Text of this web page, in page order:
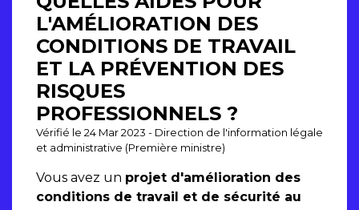
L'AMÉLIORATION DES
CONDITIONS DE TRAVAIL
ET LA PRÉVENTION DES
RISQUES
PROFESSIONNELS ?
Vérifié le 24 Mar 2023 - Direction de l'information légale
et administrative (Première ministre)
Vous avez un projet d'amélioration des
conditions de travail et de sécurité au